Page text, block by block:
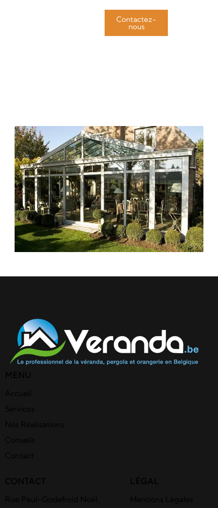
Contactez-
nous